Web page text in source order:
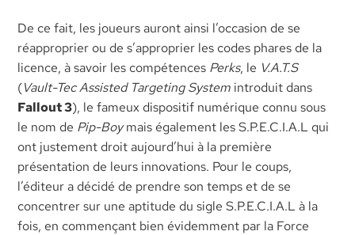
De ce fait, les joueurs auront ainsi l’occasion de se
réapproprier ou de s’approprier les codes phares de la
licence, à savoir les compétences Perks, le V.A.T.S
(Vault-Tec Assisted Targeting System introduit dans
Fallout 3), le fameux dispositif numérique connu sous
le nom de Pip-Boymais également les S.P.E.C.I.A.L qui
ont justement droit aujourd’hui à la première
présentation de leurs innovations. Pour le coups,
l’éditeur a décidé de prendre son temps et de se
concentrer sur une aptitude du sigle S.P.E.C.I.A.L à la
fois, en commençant bien évidemment par la Force